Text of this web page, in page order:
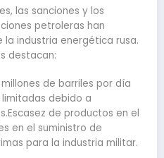
las sanciones y los
petroleras han
industria energética rusa.
destacan:
de barriles por día
limitadas debido a
de productos en el
en el suministro de
para la industria militar.